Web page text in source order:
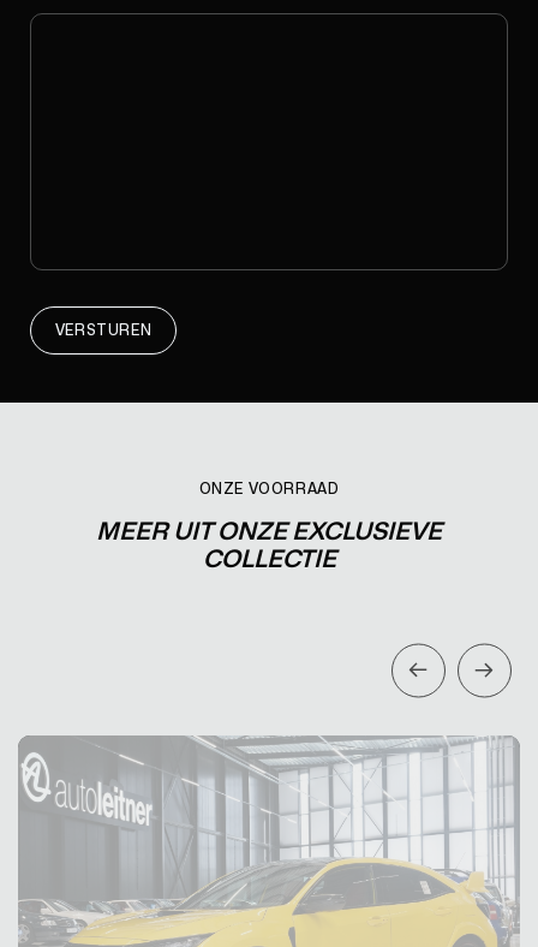
VERSTUREN
ONZE VOORRAAD
MEER UIT ONZE EXCLUSIEVE
COLLECTIE